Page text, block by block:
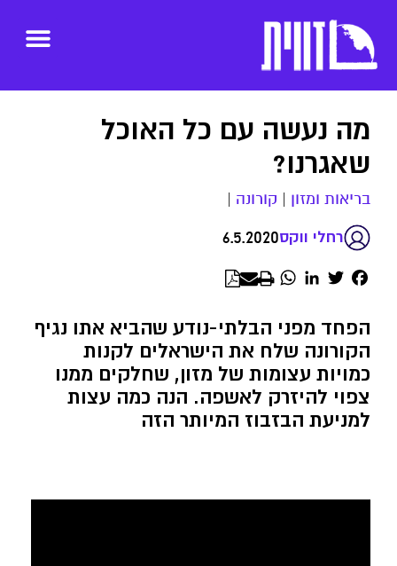
מה נעשה עם כל האוכל
שאגרנו?
בריאות ומזון | קורונה |
רחלי ווקס6.5.2020
Facebook
Twitter
LinkedIn
WhatsApp
הפחד מפני הבלתי-נודע שהביא אתו נגיף
הקורונה שלח את הישראלים לקנות
כמויות עצומות של מזון, שחלקים ממנו
צפוי להיזרק לאשפה. הנה כמה עצות
למניעת הבזבוז המיותר הזה